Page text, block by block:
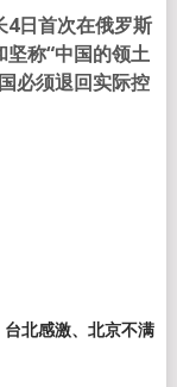
4日首次在俄罗斯
称“中国的领土
必须退回实际控
北感激、北京不满